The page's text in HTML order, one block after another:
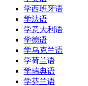
学西班牙语
学法语
学意大利语
学德语
学乌克兰语
学荷兰语
学瑞典语
学芬兰语